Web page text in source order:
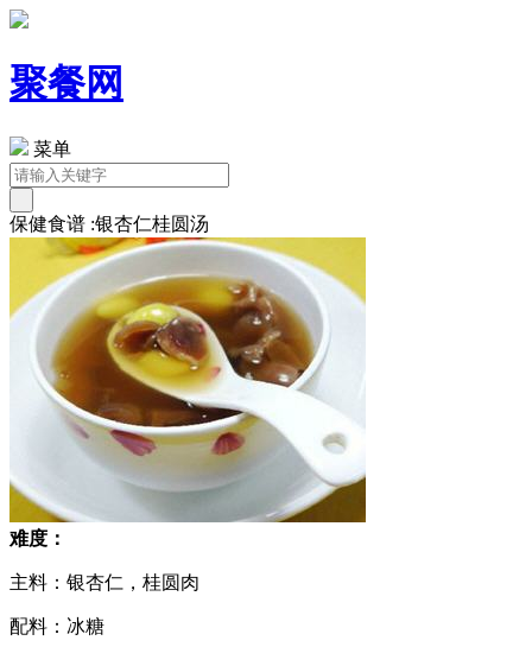
聚餐网
菜单
保健食谱 :银杏仁桂圆汤
难度：
主料：银杏仁，桂圆肉
配料：冰糖